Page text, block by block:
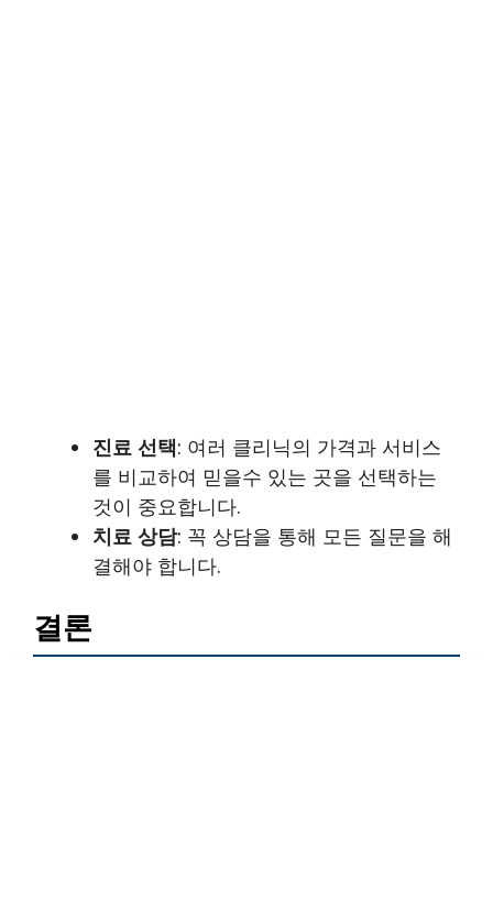
진료 선택: 여러 클리닉의 가격과 서비스
를 비교하여 믿을수 있는 곳을 선택하는
것이 중요합니다.
치료 상담: 꼭 상담을 통해 모든 질문을 해
결해야 합니다.
결론